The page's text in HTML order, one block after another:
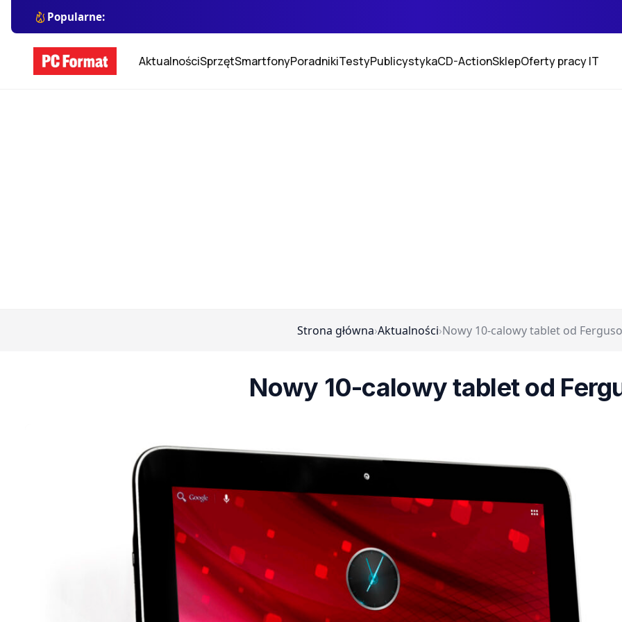
Popularne:
AktualnościSprzętSmartfonyPoradnikiTestyPublicystykaCD-ActionSklepOferty pracy IT
Strona główna›Aktualności›Nowy 10-calowy tablet od
Nowy 10-calowy tablet od